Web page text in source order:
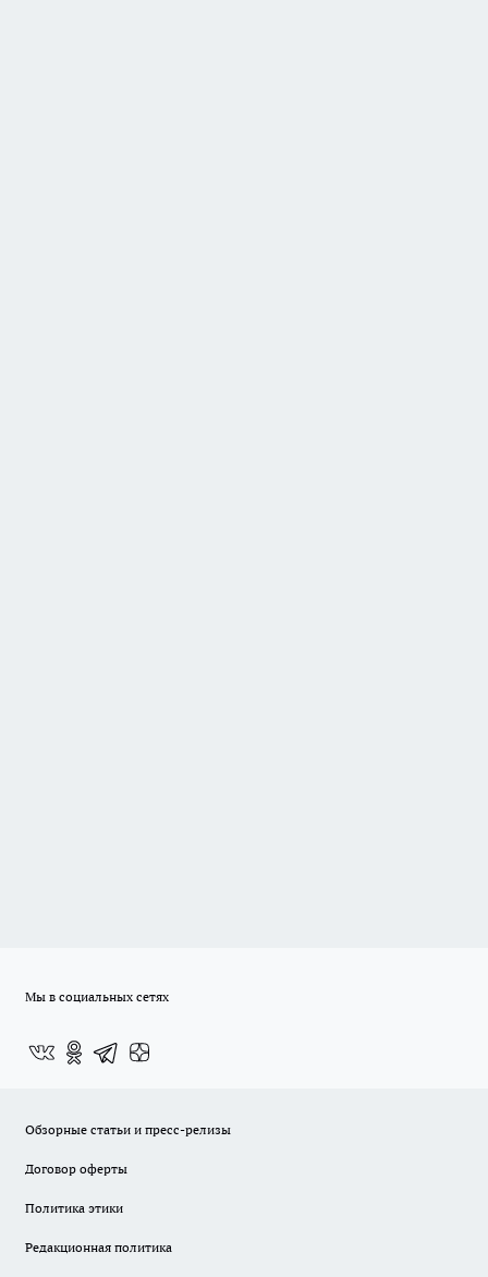
Мы в социальных сетях
Обзорные статьи и пресс-релизы
Договор оферты
Политика этики
Редакционная политика